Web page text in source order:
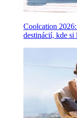
Coolcation
destinácií, kde si